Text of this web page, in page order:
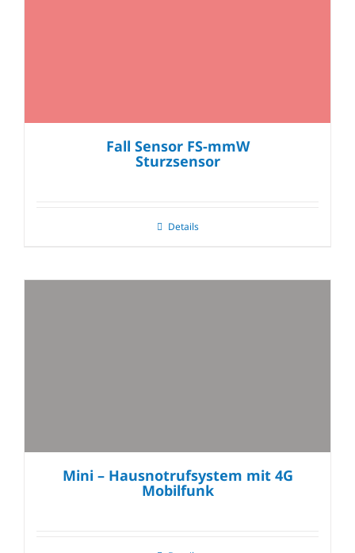
Fall Sensor FS-mmW
Sturzsensor
Details
Mini – Hausnotrufsystem mit 4G
Mobilfunk